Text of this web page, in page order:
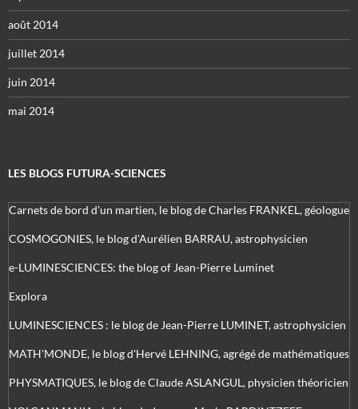
août 2014
juillet 2014
juin 2014
mai 2014
LES BLOGS FUTURA-SCIENCES
Carnets de bord d’un martien, le blog de Charles FRANKEL, géologue
COSMOGONIES, le blog d'Aurélien BARRAU, astrophysicien
e-LUMINESCIENCES: the blog of Jean-Pierre Luminet
Explora
LUMINESCIENCES : le blog de Jean-Pierre LUMINET, astrophysicien
MATH'MONDE, le blog d'Hervé LEHNING, agrégé de mathématiques
PHYSMATIQUES, le blog de Claude ASLANGUL, physicien théoricien